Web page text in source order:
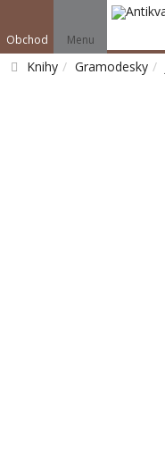
Obchod Menu
Knihy Gramodesky